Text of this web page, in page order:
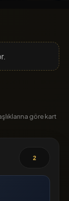
göre kart
2